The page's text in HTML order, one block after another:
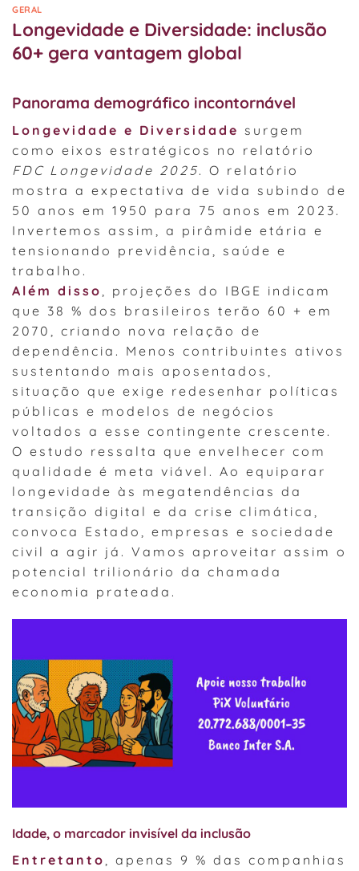
GERAL
Longevidade e Diversidade: inclusão
60+ gera vantagem global
Panorama demográfico incontornável
Longevidade e Diversidade surgem
como eixos estratégicos no relatório
FDC Longevidade 2025. O relatório
mostra a expectativa de vida subindo de
50 anos em 1950 para 75 anos em 2023.
Invertemos assim, a pirâmide etária e
tensionando previdência, saúde e
trabalho.
Além disso
, projeções do IBGE indicam
que 38 % dos brasileiros terão 60 + em
2070, criando nova relação de
dependência. Menos contribuintes ativos
sustentando mais aposentados,
situação que exige redesenhar políticas
públicas e modelos de negócios
voltados a esse contingente crescente.
O estudo ressalta que envelhecer com
qualidade é meta viável. Ao equiparar
longevidade às megatendências da
transição digital e da crise climática,
convoca Estado, empresas e sociedade
civil a agir já. Vamos aproveitar assim o
potencial trilionário da chamada
economia prateada.
Idade, o marcador invisível da inclusão
Entretanto, apenas 9 % das companhias